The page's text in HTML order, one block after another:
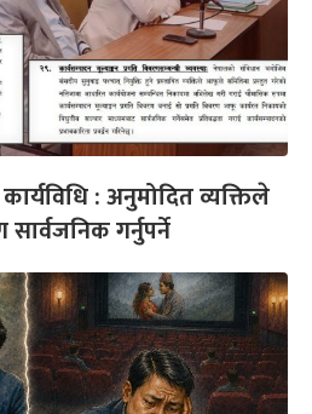
: अनुमोदित व्यक्तिले
गर्नुपर्ने